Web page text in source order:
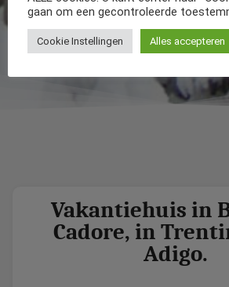
Vakantiehuis in
Cadore, in
Adigo.
gaan om een gecontroleerde
Cookie Instellingen Alles accepteren